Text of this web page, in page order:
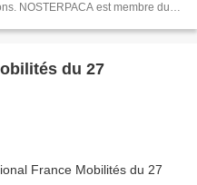
du
du 27